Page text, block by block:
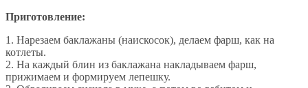
Приготовление:
1. Нарезаем баклажаны (наискосок), делаем фарш, как на
котлеты.
2. На каждый блин из баклажана накладываем фарш,
прижимаем и формируем лепешку.